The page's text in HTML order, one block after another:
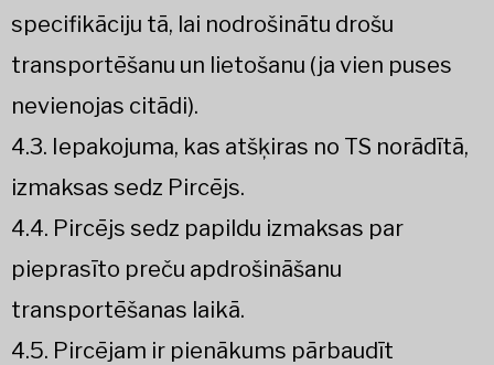
specifikāciju tā, lai nodrošinātu drošu
transportēšanu un lietošanu (ja vien puses
nevienojas citādi).
4.3. Iepakojuma, kas atšķiras no TS norādītā,
izmaksas sedz Pircējs.
4.4. Pircējs sedz papildu izmaksas par
pieprasīto preču apdrošināšanu
transportēšanas laikā.
4.5. Pircējam ir pienākums pārbaudīt